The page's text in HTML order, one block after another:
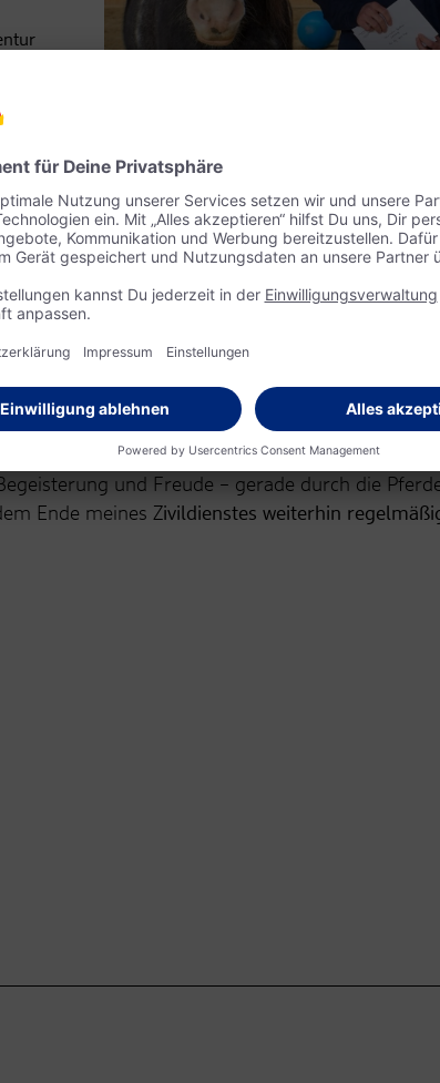
Lichtblickhof
ich viele neue und wertvolle Erfahrungen
meistern. Dinge, die mir selbstverständlich
und Freude – gerade durch die
Ende meines Zivildienstes weiterhin